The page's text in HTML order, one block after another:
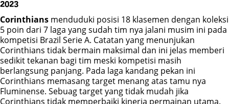
2023
Corinthians menduduki posisi 18 klasemen dengan koleksi
5 poin dari 7 laga yang sudah tim nya jalani musim ini pada
kompetisi Brazil Serie A. Catatan yang menunjukan
Corinthians tidak bermain maksimal dan ini jelas memberi
sedikit tekanan bagi tim meski kompetisi masih
berlangsung panjang. Pada laga kandang pekan ini
Corinthians memasang target menang atas tamu nya
Fluminense. Sebuag target yang tidak mudah jika
Corinthians tidak memperbaiki kinerja permainan utama.